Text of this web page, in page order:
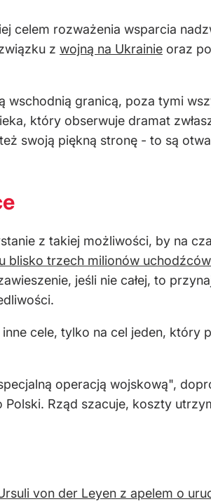
celem rozważenia wsparcia
z wojną na Ukrainie oraz
wschodnią granicą, poza tymi
który obserwuje dramat
swoją piękną stronę - to są
z takiej możliwości, by na
blisko trzech milionów
jeśli nie całej, to
cele, tylko na cel jeden, który
operacją wojskową",
Rząd szacuje, koszty
von der Leyen z apelem o